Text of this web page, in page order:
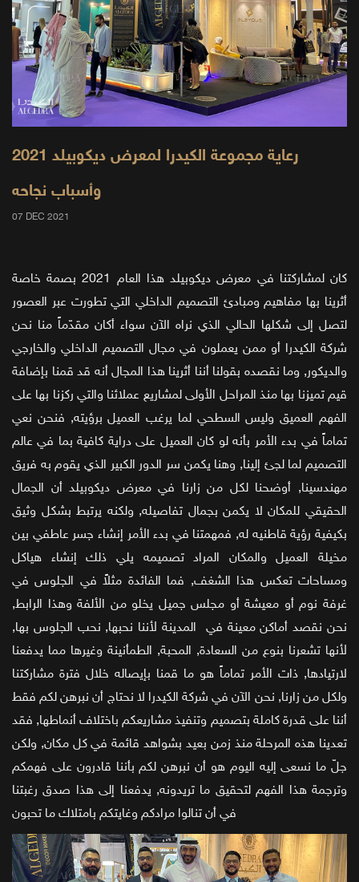
رعاية مجموعة الكيدرا لمعرض ديكوبيلد 2021
وأسباب نجاحه
07 DEC 2021
كان لمشاركتنا في معرض ديكوبيلد هذا العام 2021 بصمة خاصة
أثرينا بها مفاهيم ومبادئ التصميم الداخلي التي تطورت عبر العصور
لتصل إلى شكلها الحالي الذي نراه الآن سواء أكان مقدّماً منا نحن
شركة الكيدرا أو ممن يعملون في مجال التصميم الداخلي والخارجي
والديكور, وما نقصده بقولنا أننا أثرينا هذا المجال أنه قد قمنا بإضافة
قيم تميزنا بها منذ المراحل الأولى لمشاريع عملائنا والتي ركزنا بها على
الفهم العميق وليس السطحي لما يرغب العميل برؤيته, فنحن نعي
تماماً في بدء الأمر بأنه لو كان العميل على دراية كافية بما في عالم
التصميم لما لجئ إلينا, وهنا يكمن سر الدور الكبير الذي يقوم به فريق
مهندسينا, أوضحنا لكل من زارنا في معرض ديكوبيلد أن الجمال
الحقيقي للمكان لا يكمن بجمال تفاصيله, ولكنه يرتبط بشكل وثيق
بكيفية رؤية قاطنيه له, فمهمتنا في بدء الأمر إنشاء جسر عاطفي بين
مخيلة العميل والمكان المراد تصميمه يلي ذلك إنشاء هياكل
ومساحات تعكس هذا الشغف, فما الفائدة مثلاً في الجلوس في
غرفة نوم أو معيشة أو مجلس جميل يخلو من الألفة وهذا الرابط,
نحن نقصد أماكن معينة في المدينة لأننا نحبها, نحب الجلوس بها,
لأنها تشعرنا بنوع من السعادة, المحبة, الطمأنينة وغيرها مما يدفعنا
لارتيادها, ذات الأمر تماماً هو ما قمنا بإيصاله خلال فترة مشاركتنا
ولكل من زارنا, نحن الآن في شركة الكيدرا لا نحتاج أن نبرهن لكم فقط
أننا على قدرة كاملة بتصميم وتنفيذ مشاريعكم باختلاف أنماطها, فقد
تعدينا هذه المرحلة منذ زمن بعيد بشواهد قائمة في كل مكان, ولكن
جلّ ما نسعى إليه اليوم هو أن نبرهن لكم بأننا قادرون على فهمكم
وترجمة هذا الفهم لتحقيق ما تريدونه, يدفعنا إلى هذا صدق رغبتنا
في أن تنالوا مرادكم وغايتكم بامتلاك ما تحبون